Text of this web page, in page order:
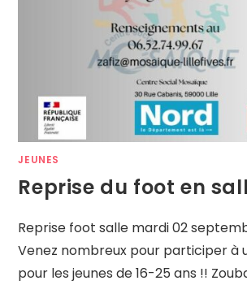
JEUNES
Reprise du foot en
Reprise foot salle mardi 02
Venez nombreux pour participer à
pour les jeunes de 16-25 ans !!